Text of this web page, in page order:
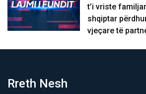
t’i vriste
shqiptar
vjeçare të
Rreth Nesh